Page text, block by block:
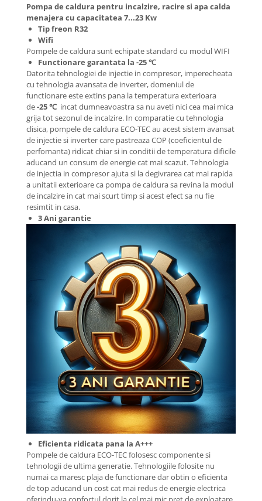
Pompa de caldura pentru incalzire, racire si apa calda
menajera cu capacitatea 7...23 Kw
Tip freon R32
Wifi
Pompele de caldura sunt echipate standard cu modul WIFI
Functionare garantata la -25 ℃
Datorita tehnologiei de injectie in compresor, imperecheata
cu tehnologia avansata de inverter, domeniul de
functionare este extins pana la temperatura exterioara
de-25 ℃ incat dumneavoastra sa nu aveti nici cea mai mica
grija tot sezonul de incalzire. In comparatie cu tehnologia
clisica, pompele de caldura ECO-TEC au acest sistem avansat
de injectie si inverter care pastreaza COP (coeficientul de
perfomanta) ridicat chiar si in conditii de temperatura dificile
aducand un consum de energie cat mai scazut. Tehnologia
de injectia in compresor ajuta si la degivrarea cat mai rapida
a unitatii exterioare ca pompa de caldura sa revina la modul
de incalzire in cat mai scurt timp si acest efect sa nu fie
resimtit in casa.
3 Ani garantie
Eficienta ridicata pana la A+++
Pompele de caldura ECO-TEC folosesc componente si
tehnologii de ultima generatie. Tehnologiile folosite nu
numai ca maresc plaja de functionare dar obtin o eficienta
de top aducand un cost cat mai redus de energie electrica